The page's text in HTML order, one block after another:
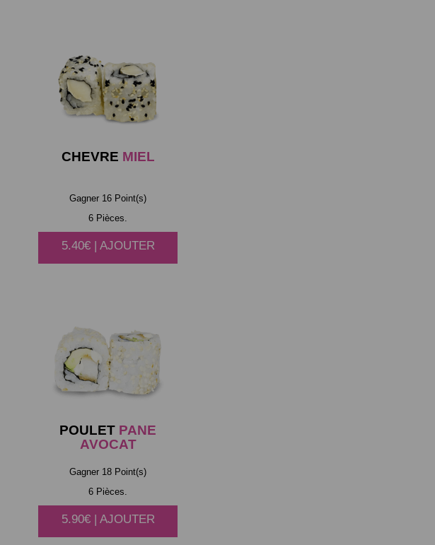
CHEVRE MIEL
Gagner 16 Point(s)
6 Pièces.
5.40€ | AJOUTER
POULET PANE
AVOCAT
Gagner 18 Point(s)
6 Pièces.
5.90€ | AJOUTER